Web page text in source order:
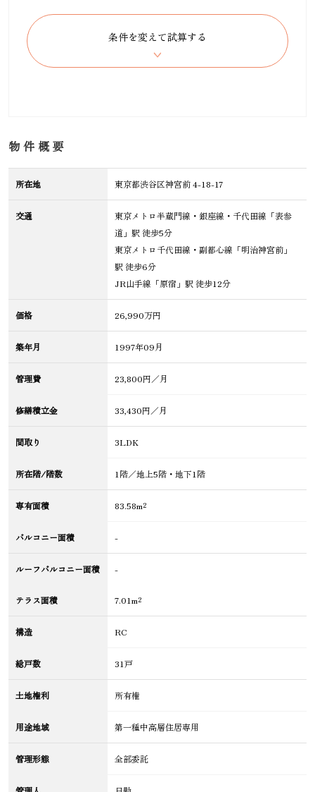
物件概要
所在地 東京都渋谷区神宮前 4-18-17
交通
東京メトロ半蔵門線・銀座線・千代田線「表参
道」駅 徒歩5分
東京メトロ千代田線・副都心線「明治神宮前」
駅 徒歩6分
JR山手線「原宿」駅 徒歩12分
価格 26,990万円
築年月 1997年09月
管理費 23,800円／月
修繕積立金 33,430円／月
間取り 3LDK
所在階/階数 1階／地上5階・地下1階
専有面積 83.58m²
バルコニー面積 -
ルーフバルコニー面積 -
テラス面積 7.01m²
構造 RC
総戸数 31戸
土地権利 所有権
用途地域 第一種中高層住居専用
管理形態 全部委託